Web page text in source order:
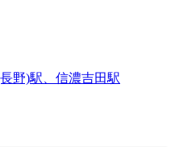
野)駅、信濃吉田駅